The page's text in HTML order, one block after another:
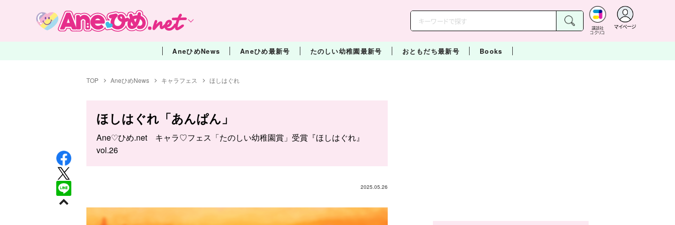
講談社
コクリコ
マイページ
AneひめNews Aneひめ最新号 たのしい幼稚園最新号 おともだち最新号 Books
TOP AneひめNews キャラフェス ほしはぐれ
ほしはぐれ「あんぱん」
Ane♡ひめ.net キャラ♡フェス「たのしい幼稚園賞」受賞『ほしはぐれ』
vol.26
2025.05.26